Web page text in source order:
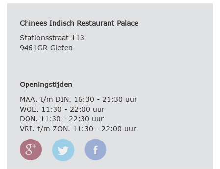
Chinees Indisch Restaurant Palace
Stationsstraat 113
9461GR Gieten
Openingstijden
MAA. t/m DIN. 16:30 - 21:30 uur
WOE. 11:30 - 22:00 uur
DON. 11:30 - 22:30 uur
VRI. t/m ZON. 11:30 - 22:00 uur